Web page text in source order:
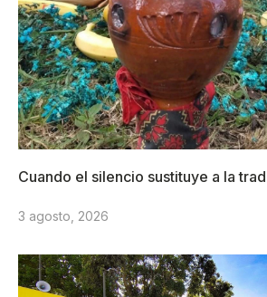
Cuando el silencio sustituye a la
3 agosto, 2026